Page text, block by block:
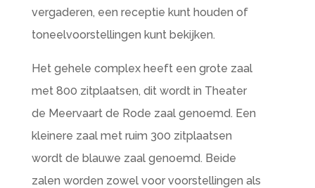
vergaderen, een receptie kunt houden of
toneelvoorstellingen kunt bekijken.
Het gehele complex heeft een grote zaal
met 800 zitplaatsen, dit wordt in Theater
de Meervaart de Rode zaal genoemd. Een
kleinere zaal met ruim 300 zitplaatsen
wordt de blauwe zaal genoemd. Beide
zalen worden zowel voor voorstellingen als